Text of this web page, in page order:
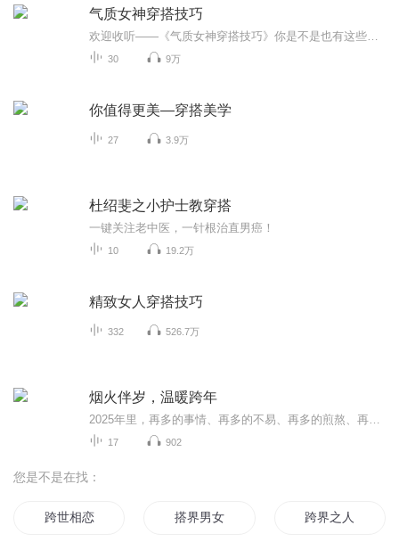
气质女神穿搭技巧
30 9万
你值得更美—穿搭美学
27 3.9万
杜绍斐之小护士教穿搭
一键关注老中医，一针根治直男癌！
10 19.2万
精致女人穿搭技巧
332 526.7万
烟火伴岁，温暖跨年
17 902
您是不是在找：
跨世相恋 搭界男女 跨界之人